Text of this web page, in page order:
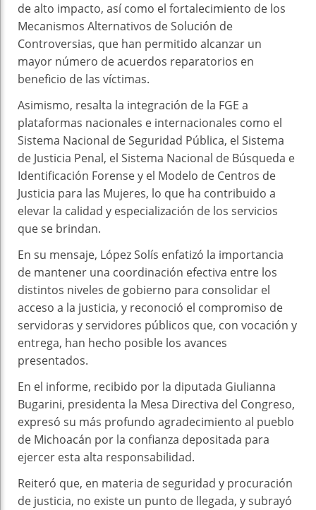
de alto impacto, así como el fortalecimiento de los
Mecanismos Alternativos de Solución de
Controversias, que han permitido alcanzar un
mayor número de acuerdos reparatorios en
beneficio de las víctimas.
Asimismo, resalta la integración de la FGE a
plataformas nacionales e internacionales como el
Sistema Nacional de Seguridad Pública, el Sistema
de Justicia Penal, el Sistema Nacional de Búsqueda e
Identificación Forense y el Modelo de Centros de
Justicia para las Mujeres, lo que ha contribuido a
elevar la calidad y especialización de los servicios
que se brindan.
En su mensaje, López Solís enfatizó la importancia
de mantener una coordinación efectiva entre los
distintos niveles de gobierno para consolidar el
acceso a la justicia, y reconoció el compromiso de
servidoras y servidores públicos que, con vocación y
entrega, han hecho posible los avances
presentados.
En el informe, recibido por la diputada Giulianna
Bugarini, presidenta la Mesa Directiva del Congreso,
expresó su más profundo agradecimiento al pueblo
de Michoacán por la confianza depositada para
ejercer esta alta responsabilidad.
Reiteró que, en materia de seguridad y procuración
de justicia, no existe un punto de llegada, y subrayó